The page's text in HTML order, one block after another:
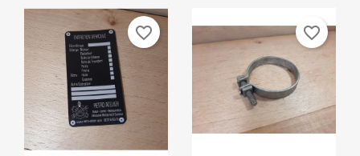
favorite_border favorite_border